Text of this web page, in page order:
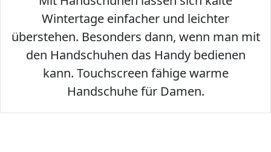
Wintertage einfacher und leichter
überstehen. Besonders dann, wenn man mit
den Handschuhen das Handy bedienen
kann. Touchscreen fähige warme
Handschuhe für Damen.